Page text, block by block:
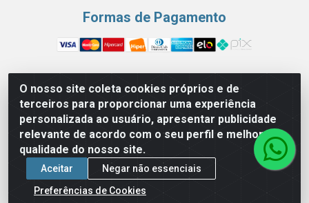
O nosso site coleta cookies próprios e de
terceiros para proporcionar uma experiência
personalizada ao usuário, apresentar publicidade
relevante de acordo com o seu perfil e melhorar a
qualidade do nosso site.
Aceitar
Negar não essenciais
Preferências de Cookies
Formas de Pagamento
Perola Distribuição e Logística S/A - Av. Anhanguera km
24 N° 200 Bloco 12-A -Jardim Jaraguá, São Paulo/SP -
Cep 05.275-000 - CNPJ 06.204.131/0001-77